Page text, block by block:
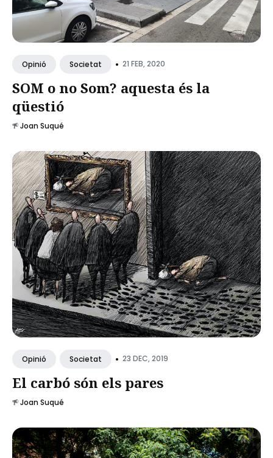
Opinió Societat • 21 FEB, 2020
SOM o no Som? aquesta és la
qüestió
Joan Suqué
Opinió Societat • 23 DEC, 2019
El carbó són els pares
Joan Suqué